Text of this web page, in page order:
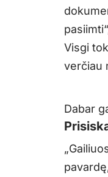
Visgi
verčiau
Dabar